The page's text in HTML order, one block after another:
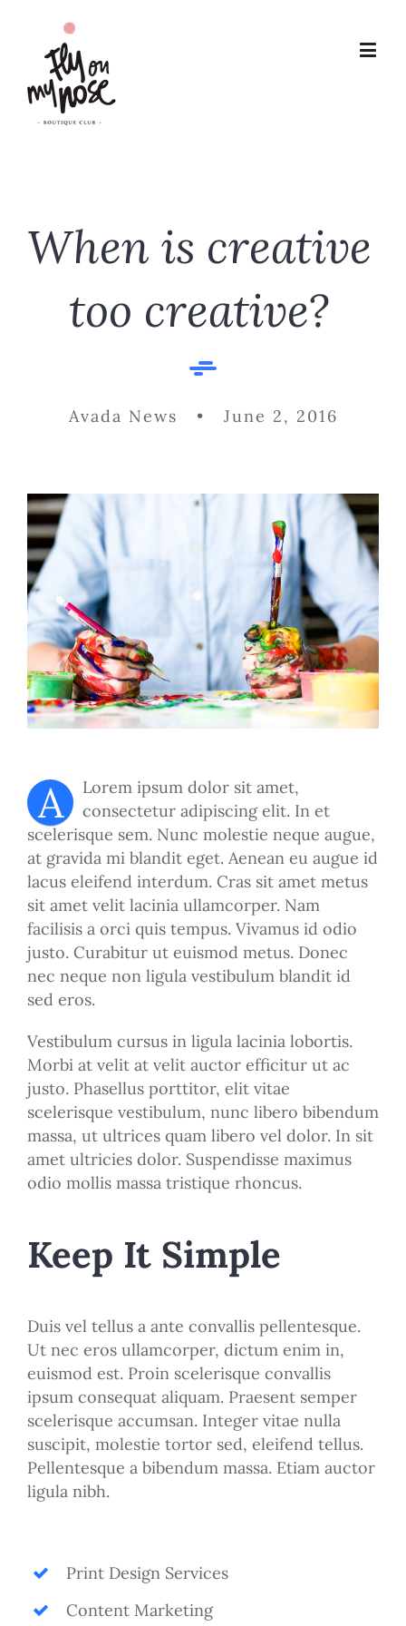
When is creative
too creative?
Avada News • June 2, 2016
A
Lorem ipsum dolor sit amet,
consectetur adipiscing elit. In et
scelerisque sem. Nunc molestie neque augue,
at gravida mi blandit eget. Aenean eu augue id
lacus eleifend interdum. Cras sit amet metus
sit amet velit lacinia ullamcorper. Nam
facilisis a orci quis tempus. Vivamus id odio
justo. Curabitur ut euismod metus. Donec
nec neque non ligula vestibulum blandit id
sed eros.
Vestibulum cursus in ligula lacinia lobortis.
Morbi at velit at velit auctor efficitur ut ac
justo. Phasellus porttitor, elit vitae
scelerisque vestibulum, nunc libero bibendum
massa, ut ultrices quam libero vel dolor. In sit
amet ultricies dolor. Suspendisse maximus
odio mollis massa tristique rhoncus.
Keep It Simple
Duis vel tellus a ante convallis pellentesque.
Ut nec eros ullamcorper, dictum enim in,
euismod est. Proin scelerisque convallis
ipsum consequat aliquam. Praesent semper
scelerisque accumsan. Integer vitae nulla
suscipit, molestie tortor sed, eleifend tellus.
Pellentesque a bibendum massa. Etiam auctor
ligula nibh.
Print Design Services
Content Marketing